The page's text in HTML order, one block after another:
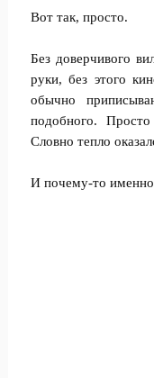
Вот так, просто.
Без доверчивого
руки, без этого
обычно
подобного.
Словно тепло
И почему-то именно